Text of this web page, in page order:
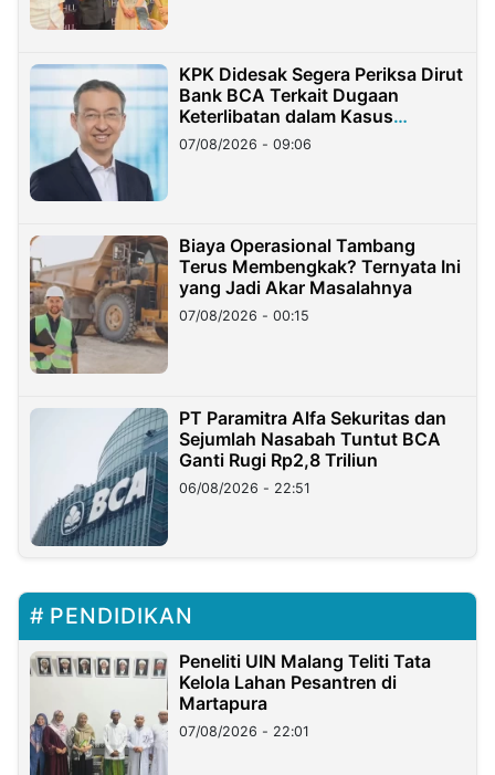
KPK Didesak Segera Periksa Dirut
Bank BCA Terkait Dugaan
Keterlibatan dalam Kasus
Hilangnya Dana Nasabah Rp2,58
Miliar
07/08/2026 - 09:06
Biaya Operasional Tambang
Terus Membengkak? Ternyata Ini
yang Jadi Akar Masalahnya
07/08/2026 - 00:15
PT Paramitra Alfa Sekuritas dan
Sejumlah Nasabah Tuntut BCA
Ganti Rugi Rp2,8 Triliun
06/08/2026 - 22:51
PENDIDIKAN
Peneliti UIN Malang Teliti Tata
Kelola Lahan Pesantren di
Martapura
07/08/2026 - 22:01